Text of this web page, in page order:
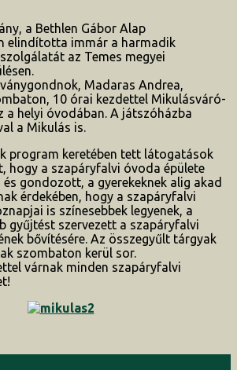
a Bethlen Gábor Alap
elindította immár a harmadik
az Temes megyei
Madaras Andrea,
10 órai kezdettel Mikulásváró-
a helyi óvodában. A játszóházba
a Mikulás is.
program keretében tett látogatások
hogy a szapáryfalvi óvoda épülete
gondozott, a gyerekeknek alig akad
érdekében, hogy a szapáryfalvi
is színesebbek legyenek, a
gyűjtést szervezett a szapáryfalvi
bővítésére. Az összegyűlt tárgyak
szombaton kerül sor.
várnak minden szapáryfalvi